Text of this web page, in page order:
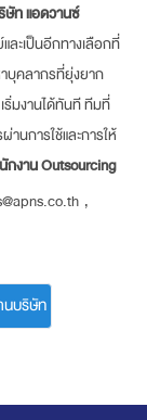
ษัท แอดวานซ์
ละเป็นอีกทางเลือกที่
บุคลากรที่ยุ่งยาก
ริ่มงานได้ทันที ทีมที่
นการใช้และการให้
งาน Outsourcing
,
นบริษัท